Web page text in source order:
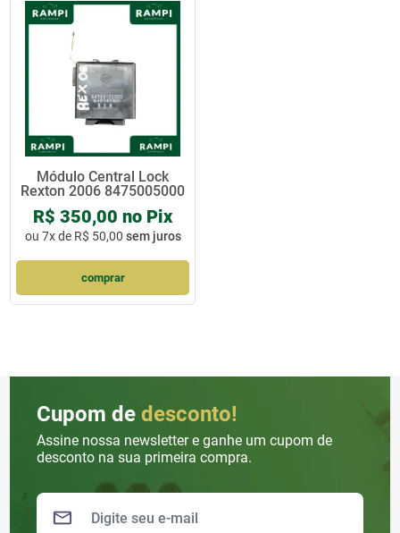
Módulo Central Lock
Rexton 2006 8475005000
R$ 350,00 no Pix
ou 7x de R$ 50,00 sem juros
comprar
Cupom dedesconto!
Assine nossa newsletter e ganhe um cupom de
desconto na sua primeira compra.